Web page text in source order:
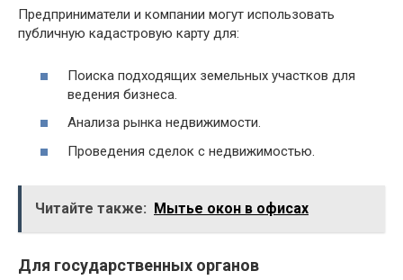
Предприниматели и компании могут использовать
публичную кадастровую карту для:
Поиска подходящих земельных участков для
ведения бизнеса.
Анализа рынка недвижимости.
Проведения сделок с недвижимостью.
Читайте также: Мытье окон в офисах
Для государственных органов